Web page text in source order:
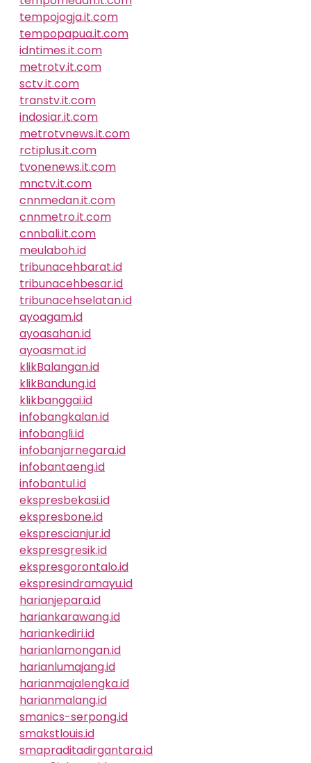
tempojogja.it.com
tempopapua.it.com
idntimes.it.com
metrotv.it.com
sctv.it.com
transtv.it.com
indosiar.it.com
metrotvnews.it.com
rctiplus.it.com
tvonenews.it.com
mnctv.it.com
cnnmedan.it.com
cnnmetro.it.com
cnnbali.it.com
meulaboh.id
tribunacehbarat.id
tribunacehbesar.id
tribunacehselatan.id
ayoagam.id
ayoasahan.id
ayoasmat.id
klikBalangan.id
klikBandung.id
klikbanggai.id
infobangkalan.id
infobangli.id
infobanjarnegara.id
infobantaeng.id
infobantul.id
ekspresbekasi.id
ekspresbone.id
eksprescianjur.id
ekspresgresik.id
ekspresgorontalo.id
ekspresindramayu.id
harianjepara.id
hariankarawang.id
hariankediri.id
harianlamongan.id
harianlumajang.id
harianmajalengka.id
harianmalang.id
smanics-serpong.id
smakstlouis.id
smapraditadirgantara.id